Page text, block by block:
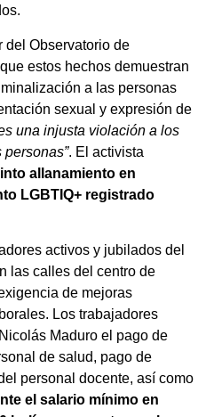
del Observatorio de
estos hechos demuestran
a las personas
sexual y expresión de
una injusta violación a los
. El activista
allanamiento en
LGBTIQ+ registrado
activos y jubilados del
las calles del centro de
de mejoras
Los trabajadores
Maduro el pago de
de salud, pago de
personal docente, así como
el salario mínimo en